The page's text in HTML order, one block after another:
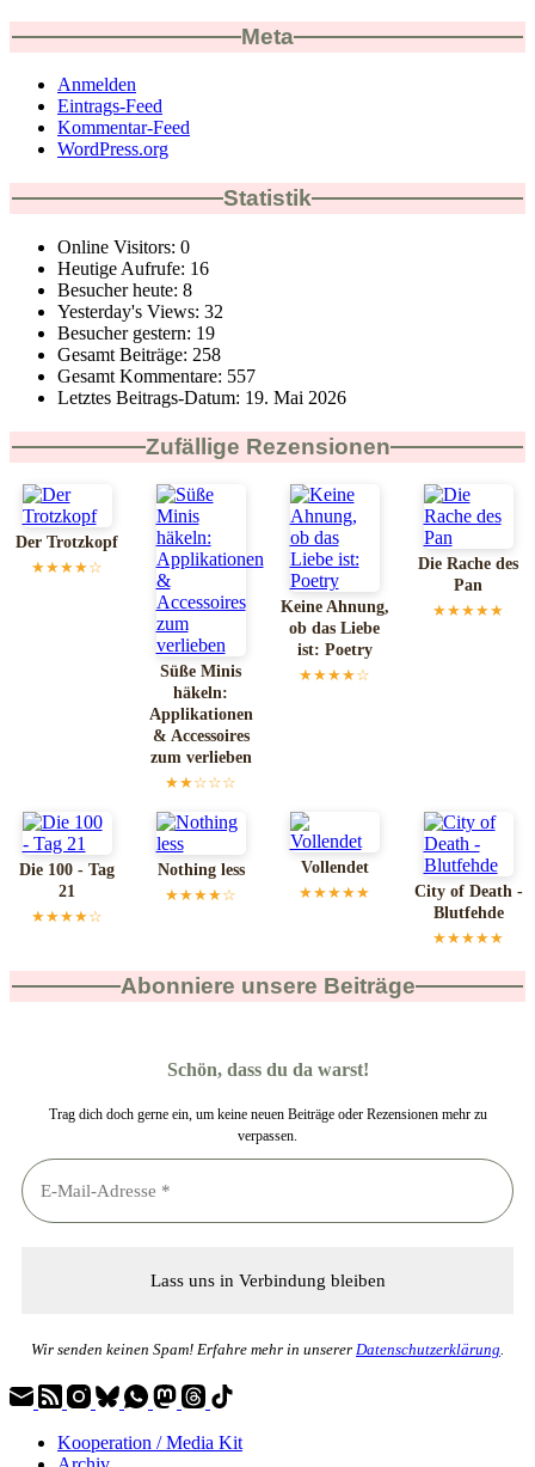
Meta
Anmelden
Eintrags-Feed
Kommentar-Feed
WordPress.org
Statistik
Online Visitors: 0
Heutige Aufrufe: 16
Besucher heute: 8
Yesterday's Views: 32
Besucher gestern: 19
Gesamt Beiträge: 258
Gesamt Kommentare: 557
Letztes Beitrags-Datum: 19. Mai 2026
Zufällige Rezensionen
Der Trotzkopf
★★★★☆
Süße Minis
häkeln:
Applikationen
& Accessoires
zum verlieben
★★☆☆☆
Keine Ahnung,
ob das Liebe
ist: Poetry
★★★★☆
Die Rache des
Pan
★★★★★
Die 100 - Tag
21
★★★★☆
Nothing less
★★★★☆
Vollendet
★★★★★
City of Death -
Blutfehde
★★★★★
Abonniere unsere Beiträge
Schön, dass du da warst!
Trag dich doch gerne ein, um keine neuen Beiträge oder Rezensionen mehr zu
verpassen.
Wir senden keinen Spam! Erfahre mehr in unserer Datenschutzerklärung
Kooperation / Media Kit